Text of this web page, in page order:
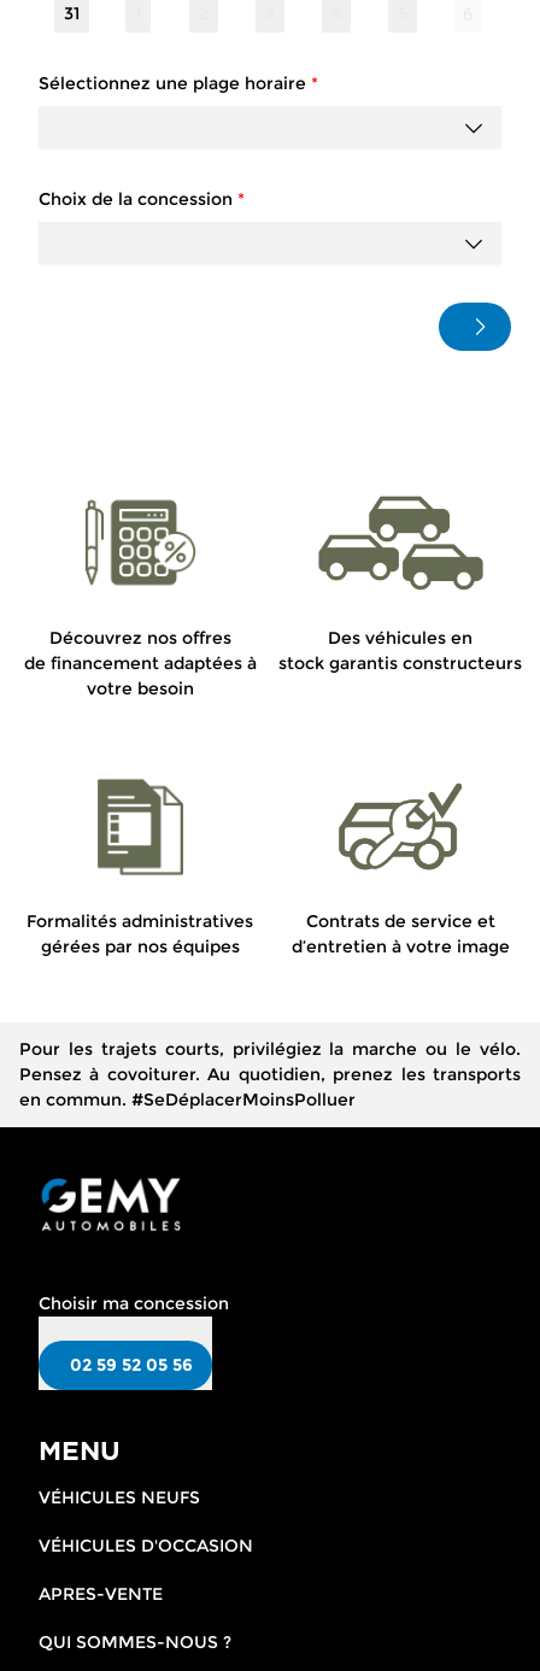
31
Sélectionnez une plage horaire *
Choix de la concession *
Découvrez nos offres
de financement adaptées à
votre besoin
Des véhicules en
stock garantis constructeurs
Formalités administratives
gérées par nos équipes
Contrats de service et
d’entretien à votre image
Pour les trajets courts, privilégiez la marche ou le vélo.
Pensez à covoiturer. Au quotidien, prenez les transports
en commun. #SeDéplacerMoinsPolluer
Choisir ma concession
02 59 52 05 56
MENU
VÉHICULES NEUFS
VÉHICULES D'OCCASION
APRES-VENTE
QUI SOMMES-NOUS ?